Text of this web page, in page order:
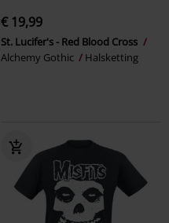
€ 19,99
St. Lucifer's - Red Blood Cross
Alchemy Gothic
Halsketting